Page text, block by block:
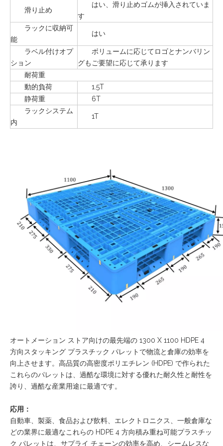
滑り止め
はい、滑り止めゴムが挿入されていま
す
ラックに収納可
能
はい
ラベル付けオプ
ション
ボリュームに応じてロゴとナンバリン
グもご要望に応じて承ります
耐荷重
動的負荷
1.5T
静荷重
6T
ラックシステム
内
1T
オートメーション ストア向けの最先端の 1300 X 1100 HDPE 4
方向スタッキング プラスチック パレットで物流と倉庫の効率を
向上させます。高品質の高密度ポリエチレン (HDPE) で作られた
これらのパレットは、過酷な環境に対する優れた耐久性と耐性を
誇り、過酷な産業用途に最適です。
応用：
自動車、製薬、食品および飲料、エレクトロニクス、一般倉庫な
どの業界に最適なこれらの HDPE 4 方向積み重ね可能プラスチッ
ク パレットは、サプライ チェーンの効率を高め、シームレスな